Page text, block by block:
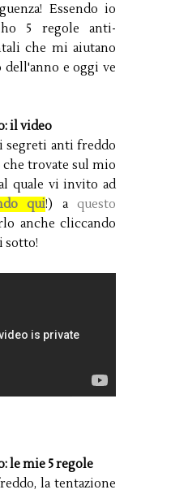
Essendo io
ho 5 regole anti-
che mi aiutano
e oggi ve
il video
segreti anti freddo
trovate sul mio
quale vi invito ad
qui!) a questo
anche cliccando
sotto!
le mie 5 regole
la tentazione